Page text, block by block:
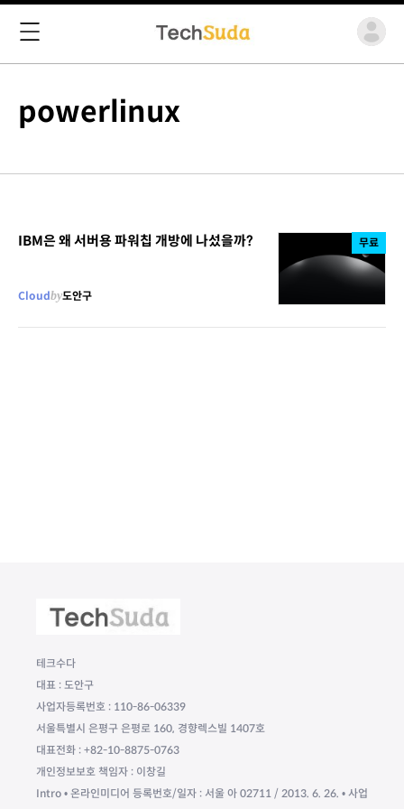
powerlinux
IBM은 왜 서버용 파워칩 개방에 나섰을까?
Cloudby도안구
무료
테크수다
대표 : 도안구
사업자등록번호 : 110-86-06339
서울특별시 은평구 은평로 160, 경향렉스빌 1407호
대표전화 : +82-10-8875-0763
개인정보보호 책임자 : 이창길
Intro • 온라인미디어 등록번호/일자 : 서울 아 02711 / 2013. 6. 26. • 사업